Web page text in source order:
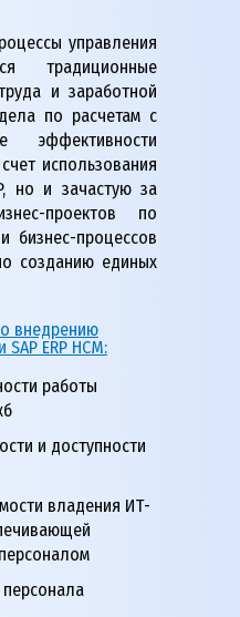
управления
традиционные
и заработной
по расчетам с
эффективности
использования
но и зачастую за
проектов по
бизнес-процессов
созданию единых
внедрению
ERP HCM:
работы
и доступности
владения ИТ-